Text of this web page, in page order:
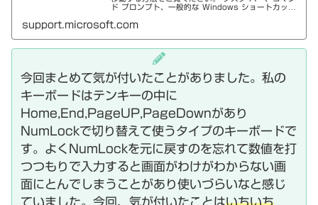
ド プロンプト、一般的な Windows ショートカット
support.microsoft.com
今回まとめて気が付いたことがありました。私の
キーボードはテンキーの中に
Home,End,PageUP,PageDownがあり
NumLockで切り替えて使うタイプのキーボードで
す。よくNumLockを元に戻すのを忘れて数値を打
つつもりで入力すると画面がわけがわからない画
面にとんでしまうことがあり使いづらいなと感じ
ていました。今回、気が付いたことはいちいち